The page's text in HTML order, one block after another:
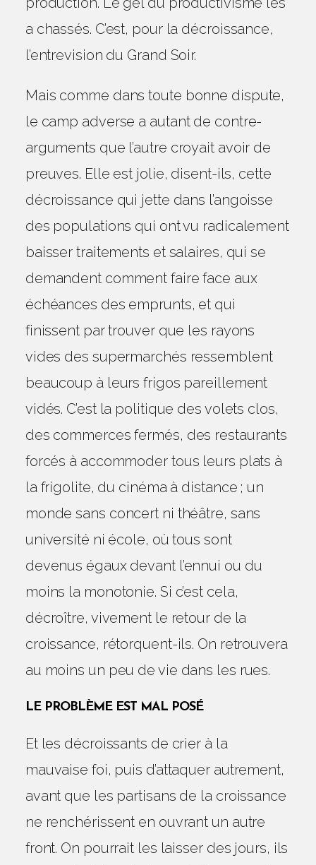
a chassés. C’est, pour la décroissance,
l’entrevision du Grand Soir.
Mais comme dans toute bonne dispute,
le camp adverse a autant de contre-
arguments que l’autre croyait avoir de
preuves. Elle est jolie, disent-ils, cette
décroissance qui jette dans l’angoisse
des populations qui ont vu radicalement
baisser traitements et salaires, qui se
demandent comment faire face aux
échéances des emprunts, et qui
finissent par trouver que les rayons
vides des supermarchés ressemblent
beaucoup à leurs frigos pareillement
vidés. C’est la politique des volets clos,
des commerces fermés, des restaurants
forcés à accommoder tous leurs plats à
la frigolite, du cinéma à distance ; un
monde sans concert ni théâtre, sans
université ni école, où tous sont
devenus égaux devant l’ennui ou du
moins la monotonie. Si c’est cela,
décroître, vivement le retour de la
croissance, rétorquent-ils. On retrouvera
au moins un peu de vie dans les rues.
LE PROBLÈME EST MAL POSÉ
Et les décroissants de crier à la
mauvaise foi, puis d’attaquer autrement,
avant que les partisans de la croissance
ne renchérissent en ouvrant un autre
front. On pourrait les laisser des jours, ils